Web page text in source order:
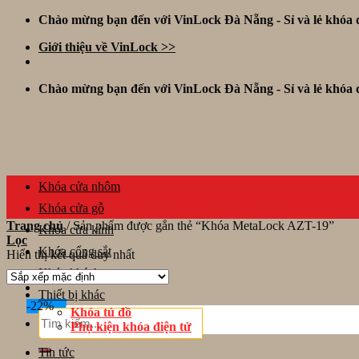
Skip
content
Chào mừng bạn đến với VinLock Đà Nẵng - Sỉ và lẻ khóa
Giới thiệu về VinLock >>
Chào mừng bạn đến với VinLock Đà Nẵng - Sỉ và lẻ khóa
Tìm
kiếm:
Khóa cửa nhôm
Khóa cửa gỗ
Khóa cửa kính
Khóa cổng sắt
Khóa khách sạn
Thiết bị khác
Khóa tủ đồ
Phụ kiện khóa điện tử
Tin tức
Trang chủ /Sản phẩm được gắn thẻ “Khóa MetaLock AZT-19”
Lọc
Hiển thị kết quả duy nhất
-22%